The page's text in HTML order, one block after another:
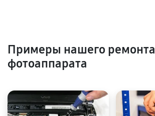
Примеры нашего ремонта
фотоаппарата